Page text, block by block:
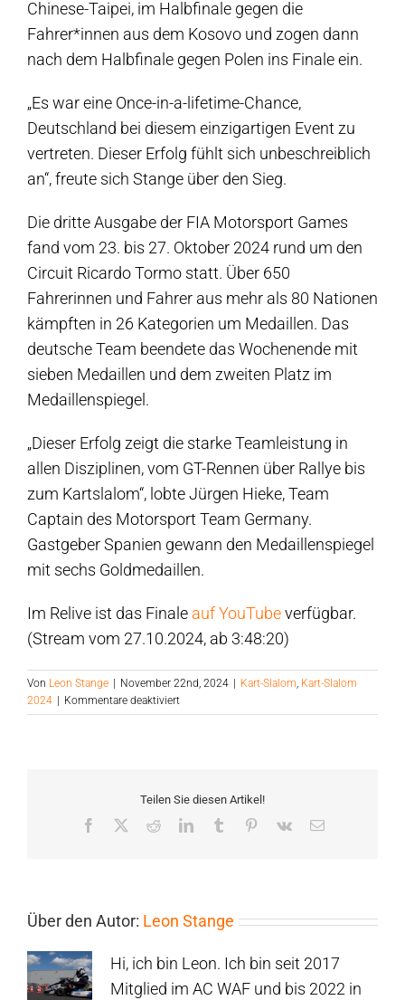
Chinese-Taipei, im Halbfinale gegen die
Fahrer*innen aus dem Kosovo und zogen dann
nach dem Halbfinale gegen Polen ins Finale ein.
„Es war eine Once-in-a-lifetime-Chance,
Deutschland bei diesem einzigartigen Event zu
vertreten. Dieser Erfolg fühlt sich unbeschreiblich
an“, freute sich Stange über den Sieg.
Die dritte Ausgabe der FIA Motorsport Games
fand vom 23. bis 27. Oktober 2024 rund um den
Circuit Ricardo Tormo statt. Über 650
Fahrerinnen und Fahrer aus mehr als 80 Nationen
kämpften in 26 Kategorien um Medaillen. Das
deutsche Team beendete das Wochenende mit
sieben Medaillen und dem zweiten Platz im
Medaillenspiegel.
„Dieser Erfolg zeigt die starke Teamleistung in
allen Disziplinen, vom GT-Rennen über Rallye bis
zum Kartslalom“, lobte Jürgen Hieke, Team
Captain des Motorsport Team Germany.
Gastgeber Spanien gewann den Medaillenspiegel
mit sechs Goldmedaillen.
Im Relive ist das Finale auf YouTubeverfügbar.
(Stream vom 27.10.2024, ab 3:48:20)
Von Leon Stange | November 22nd, 2024 | Kart-Slalom Kart-Slalom
2024 | Kommentare deaktiviertfür
Louis
Teilen Sie diesen Artikel!
Facebook
TwitterRedditLinkedInTumblr Pinterest
Vk
E-
Über den Autor: Leon Stange
Hi, ich bin Leon. Ich bin seit 2017
Mitglied im AC WAF und bis 2022 in